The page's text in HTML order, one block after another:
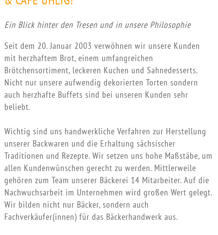
Ein Blick hinter den Tresen und in unsere Philosophie
Seit dem 20. Januar 2003 verwöhnen wir unsere Kunden
mit herzhaftem Brot, einem umfangreichen
Brötchensortiment, leckeren Kuchen und Sahnedesserts.
Nicht nur unsere aufwendig dekorierten Torten sondern
auch herzhafte Buffets sind bei unseren Kunden sehr
beliebt.
Wichtig sind uns handwerkliche Verfahren zur Herstellung
unserer Backwaren und die Erhaltung sächsischer
Traditionen und Rezepte. Wir setzen uns hohe Maßstäbe, um
allen Kundenwünschen gerecht zu werden. Mittlerweile
gehören zum Team unserer Bäckerei 14 Mitarbeiter. Auf die
Nachwuchsarbeit im Unternehmen wird großen Wert gelegt.
Wir bilden nicht nur Bäcker, sondern auch
Fachverkäufer(innen) für das Bäckerhandwerk aus.